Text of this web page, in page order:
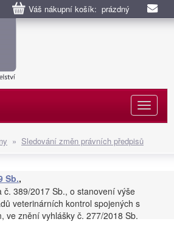
Váš nákupní košík: prázdný
» Sledování změn právních předpisů
Sb.,
389/2017 Sb., o stanovení výše
veterinárních kontrol spojených s
ve znění vyhlášky č. 277/2018 Sb.